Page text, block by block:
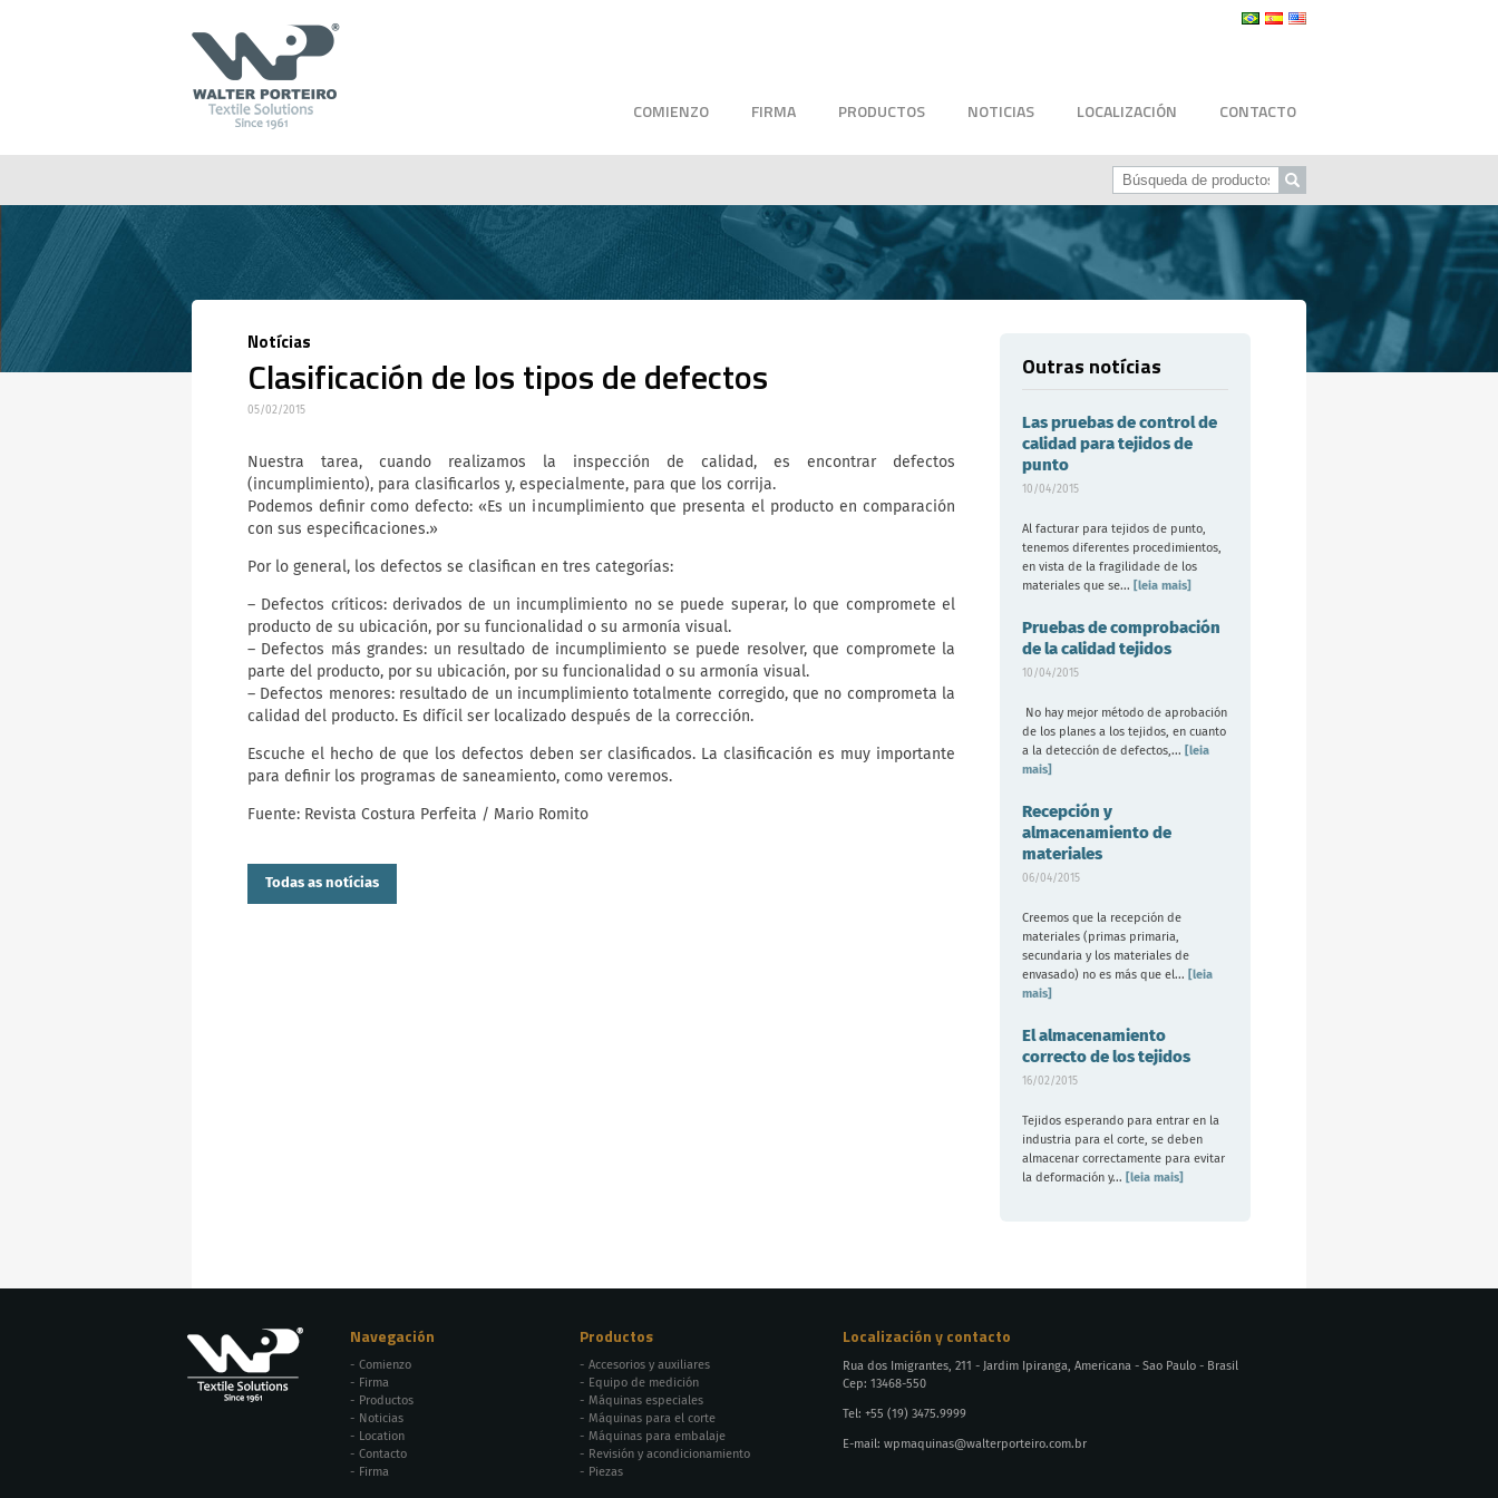
COMIENZO FIRMA PRODUCTOS NOTICIAS LOCALIZACIÓN CONTACTO
Notícias
Clasificación de los tipos de defectos
05/02/2015
Nuestra tarea, cuando realizamos la inspección de calidad, es encontrar defectos
(incumplimiento), para clasificarlos y, especialmente, para que los corrija.
Podemos definir como defecto: «Es un incumplimiento que presenta el producto en comparación
con sus especificaciones.»
Por lo general, los defectos se clasifican en tres categorías:
– Defectos críticos: derivados de un incumplimiento no se puede superar, lo que compromete el
producto de su ubicación, por su funcionalidad o su armonía visual.
– Defectos más grandes: un resultado de incumplimiento se puede resolver, que compromete la
parte del producto, por su ubicación, por su funcionalidad o su armonía visual.
– Defectos menores: resultado de un incumplimiento totalmente corregido, que no comprometa la
calidad del producto. Es difícil ser localizado después de la corrección.
Escuche el hecho de que los defectos deben ser clasificados. La clasificación es muy importante
para definir los programas de saneamiento, como veremos.
Fuente: Revista Costura Perfeita / Mario Romito
Todas as notícias
Outras notícias
Las pruebas de control de
calidad para tejidos de
punto
10/04/2015
Al facturar para tejidos de punto,
tenemos diferentes procedimientos,
en vista de la fragilidade de los
materiales que se... [leia mais]
Pruebas de comprobación
de la calidad tejidos
10/04/2015
No hay mejor método de aprobación
de los planes a los tejidos, en cuanto
a la detección de defectos,... [leia
mais]
Recepción y
almacenamiento de
materiales
06/04/2015
Creemos que la recepción de
materiales (primas primaria,
secundaria y los materiales de
envasado) no es más que el... [leia
mais]
El almacenamiento
correcto de los tejidos
16/02/2015
Tejidos esperando para entrar en la
industria para el corte, se deben
almacenar correctamente para evitar
la deformación y... [leia mais]
Navegación
Comienzo
Firma
Productos
Noticias
Location
Contacto
Firma
Productos
Accesorios y auxiliares
Equipo de medición
Máquinas especiales
Máquinas para el corte
Máquinas para embalaje
Revisión y acondicionamiento
Piezas
Localización y contacto
Rua dos Imigrantes, 211 - Jardim Ipiranga, Americana - Sao Paulo - Brasil
Cep: 13468-550
Tel: +55 (19) 3475.9999
E-mail: wpmaquinas@walterporteiro.com.br